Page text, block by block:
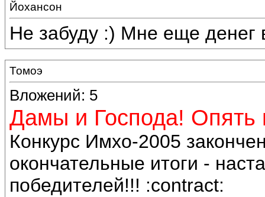
Йохансон
Не забуду :) Мне еще
Томоэ
Вложений: 5
Дамы и Господа! Опять
Конкурс Имхо-2005
окончательные итоги -
победителей!!! :contract: